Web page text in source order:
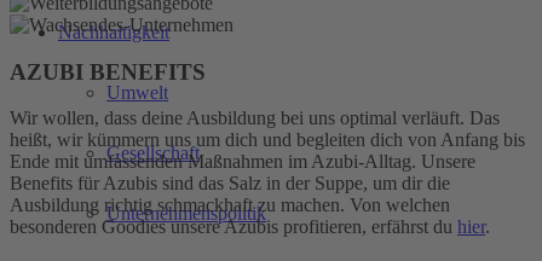
Nachhaltigkeit
Umwelt
Gesellschaft
Unternehmenspolitik
AZUBI BENEFITS
Wir wollen, dass deine Ausbildung bei uns optimal verläuft. Das
heißt, wir kümmern uns um dich und begleiten dich von Anfang bis
Ende mit umfassenden Maßnahmen im Azubi-Alltag. Unsere
Benefits für Azubis sind das Salz in der Suppe, um dir die
Ausbildung richtig schmackhaft zu machen. Von welchen
besonderen Goodies unsere Azubis profitieren, erfährst du hier.